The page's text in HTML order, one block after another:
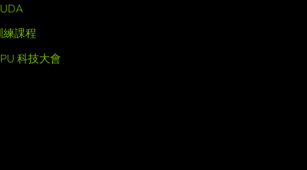
練課程
科技大會